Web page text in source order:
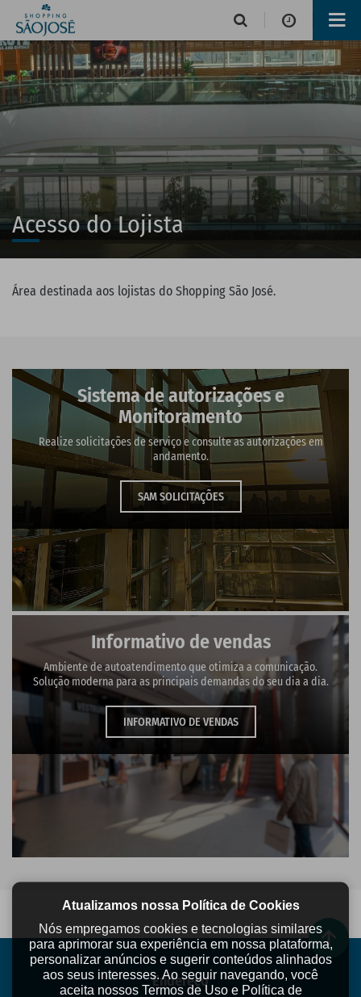
Horário de funcionamento
Lojas
Alimentação e Lazer
Acesso do Lojista
Área destinada aos lojistas do Shopping São José.
Sistema de autorizações e
Monitoramento
Realize solicitações de serviço e consulte as autorizações em
andamento.
SAM SOLICITAÇÕES
Informativo de vendas
Ambiente de autoatendimento que otimiza a comunicação.
Solução moderna para as principais demandas do seu dia a dia.
INFORMATIVO DE VENDAS
Endereço
Atualizamos nossa Política de Cookies
Nós empregamos cookies e tecnologias similares
para aprimorar sua experiência em nossa plataforma,
personalizar anúncios e sugerir conteúdos alinhados
aos seus interesses. Ao seguir navegando, você
aceita nossos Termos de Uso e Política de